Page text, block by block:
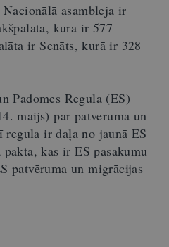
asambleja ir
kurā ir 577
ir Senāts, kurā ir 328
Padomes Regula (ES)
maijs) par patvēruma un
ir daļa no jaunā ES
kas ir ES pasākumu
patvēruma un migrācijas